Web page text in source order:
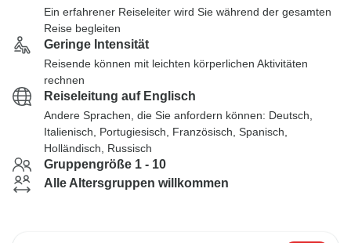
Ein erfahrener Reiseleiter wird Sie während der gesamten
Reise begleiten
Geringe Intensität
Reisende können mit leichten körperlichen Aktivitäten
rechnen
Reiseleitung auf Englisch
Andere Sprachen, die Sie anfordern können: Deutsch,
Italienisch, Portugiesisch, Französisch, Spanisch,
Holländisch, Russisch
Gruppengröße 1 - 10
Alle Altersgruppen willkommen